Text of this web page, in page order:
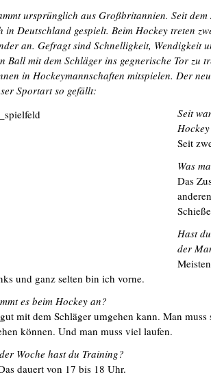
ursprünglich aus Großbritannien. Seit
in Deutschland gespielt. Beim Hockey treten
an. Gefragt sind Schnelligkeit, Wendigkeit
Ball mit dem Schläger ins gegnerische Tor zu
in Hockeymannschaften mitspielen. Der
Sportart so gefällt:
Seit
Seit
Was
Das
Hast
der
und ganz selten bin ich vorne.
es beim Hockey an?
mit dem Schläger umgehen kann. Man
können. Und man muss viel laufen.
Woche hast du Training?
dauert von 17 bis 18 Uhr.